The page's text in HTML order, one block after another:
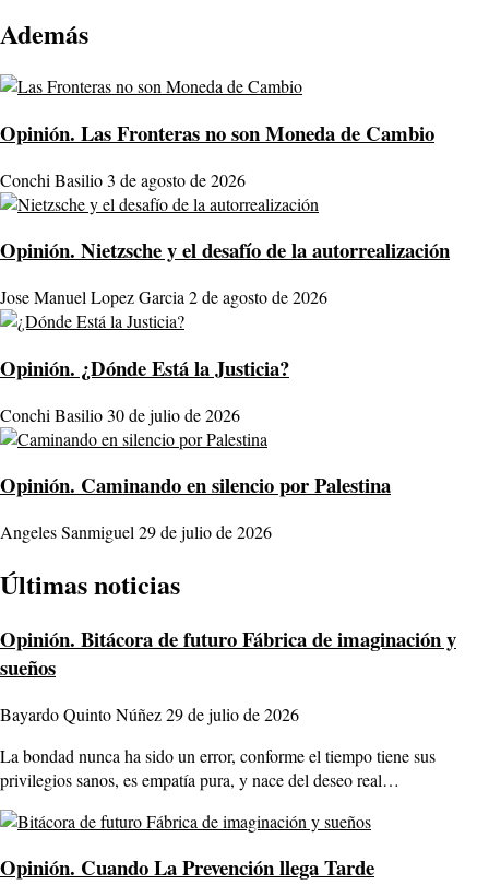
Además
Opinión. Las Fronteras no son Moneda de Cambio
Conchi Basilio3 de agosto de 2026
Opinión. Nietzsche y el desafío de la autorrealización
Jose Manuel Lopez Garcia 2 de agosto de 2026
Opinión. ¿Dónde Está la Justicia?
Conchi Basilio30 de julio de 2026
Opinión. Caminando en silencio por Palestina
Angeles Sanmiguel 29 de julio de 2026
Últimas noticias
Opinión. Bitácora de futuro Fábrica de imaginación y
sueños
Bayardo Quinto Núñez29 de julio de 2026
La bondad nunca ha sido un error, conforme el tiempo tiene sus
privilegios sanos, es empatía pura, y nace del deseo real…
Opinión. Cuando La Prevención llega Tarde